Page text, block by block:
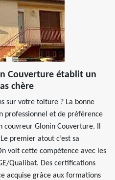
Couverture établit un
chère
sur votre toiture ? La bonne
professionnel et de préférence
Glonin Couverture. Il
premier atout c’est sa
voit cette compétence avec les
Qualibat. Des certifications
acquise grâce aux formations